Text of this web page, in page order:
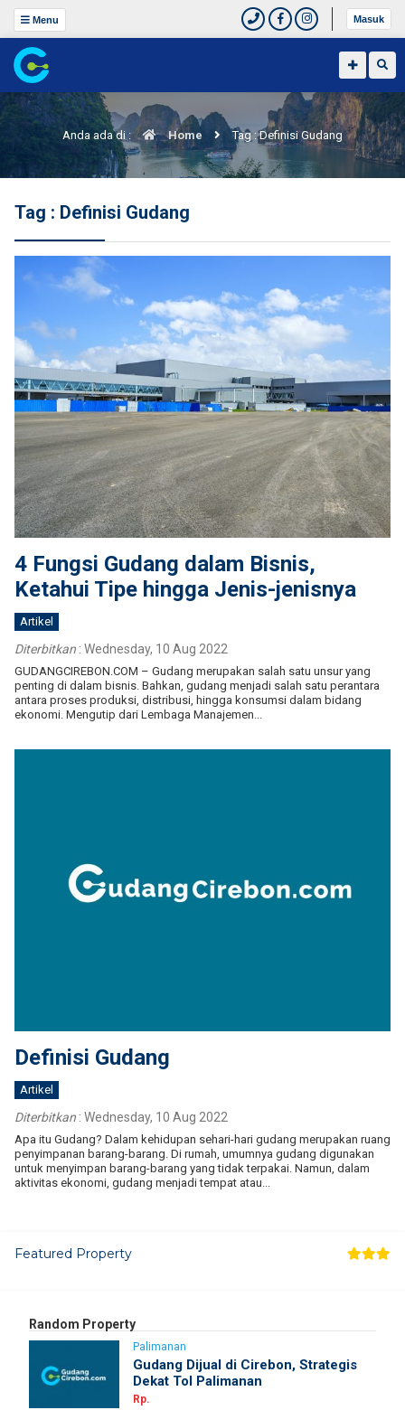
Menu Masuk
Anda ada di : Home Tag : Definisi Gudang
Tag : Definisi Gudang
4 Fungsi Gudang dalam Bisnis,
Ketahui Tipe hingga Jenis-jenisnya
Artikel
Diterbitkan : Wednesday, 10 Aug 2022
GUDANGCIREBON.COM – Gudang merupakan salah satu unsur yang
penting di dalam bisnis. Bahkan, gudang menjadi salah satu perantara
antara proses produksi, distribusi, hingga konsumsi dalam bidang
ekonomi. Mengutip dari Lembaga Manajemen...
Definisi Gudang
Artikel
Diterbitkan : Wednesday, 10 Aug 2022
Apa itu Gudang? Dalam kehidupan sehari-hari gudang merupakan ruang
penyimpanan barang-barang. Di rumah, umumnya gudang digunakan
untuk menyimpan barang-barang yang tidak terpakai. Namun, dalam
aktivitas ekonomi, gudang menjadi tempat atau...
Featured Property
Random Property
Palimanan
Gudang Dijual di Cirebon, Strategis
Dekat Tol Palimanan
Rp.